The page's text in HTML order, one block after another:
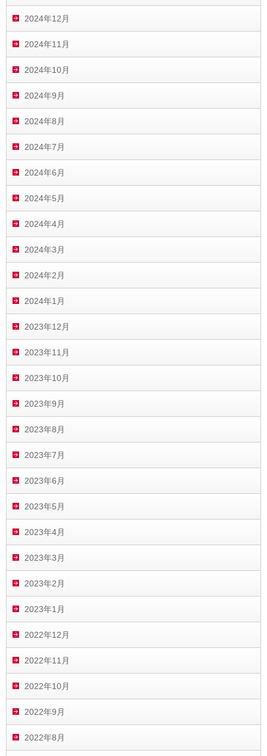
2024年12月
2024年11月
2024年10月
2024年9月
2024年8月
2024年7月
2024年6月
2024年5月
2024年4月
2024年3月
2024年2月
2024年1月
2023年12月
2023年11月
2023年10月
2023年9月
2023年8月
2023年7月
2023年6月
2023年5月
2023年4月
2023年3月
2023年2月
2023年1月
2022年12月
2022年11月
2022年10月
2022年9月
2022年8月